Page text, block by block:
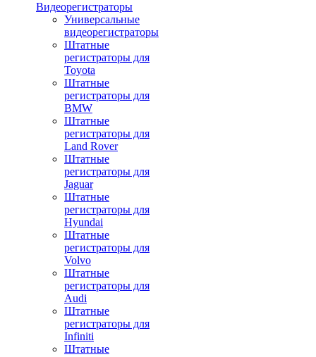
Видеорегистраторы
Универсальные
видеорегистраторы
Штатные
регистраторы для
Toyota
Штатные
регистраторы для
BMW
Штатные
регистраторы для
Land Rover
Штатные
регистраторы для
Jaguar
Штатные
регистраторы для
Hyundai
Штатные
регистраторы для
Volvo
Штатные
регистраторы для
Audi
Штатные
регистраторы для
Infiniti
Штатные